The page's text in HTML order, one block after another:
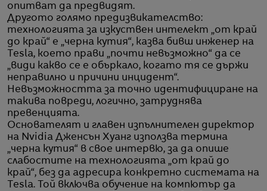
опитват да предвидят.
Другото голямо предизвикателство:
технологията за изкуствен интелект „от край
до край“ е „черна кутия“, казва бивш инженер на
Tesla, което прави „почти невъзможно“ да се
„види какво се е объркало, когато тя се държи
неправилно и причини инцидент“.
Невъзможността за точно идентифициране на
такива повреди, логично, затруднява
превенцията.
Основателят и главен изпълнителен директор
на Nvidia Дженсън Хуанг използва термина
„черна кутия“ в свое интервю, за да опише
слабостите на технологията „от край до
край“, без да адресира конкретно системата на
Tesla. Той включва обучение на компютър да